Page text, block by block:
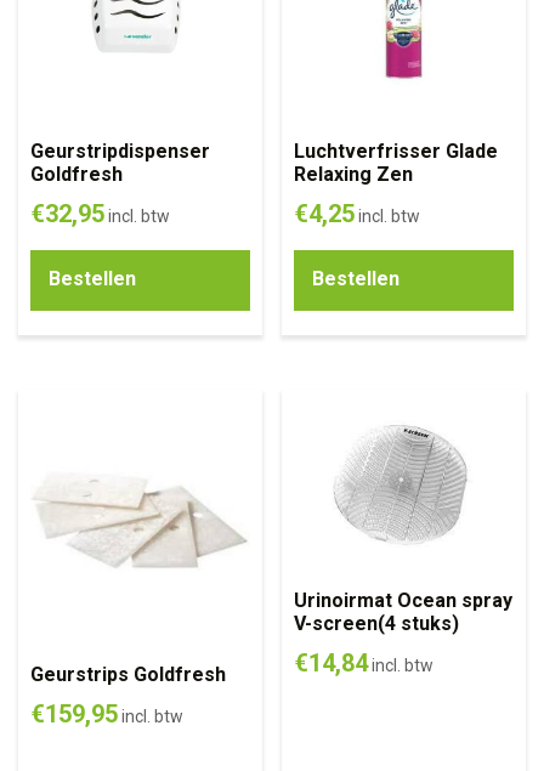
Geurstripdispenser
Goldfresh
€32,95incl. btw
Bestellen
Luchtverfrisser Glade
Relaxing Zen
€4,25 incl. btw
Bestellen
Geurstrips Goldfresh
€159,95incl. btw
Urinoirmat Ocean spray
V-screen(4 stuks)
€14,84incl. btw